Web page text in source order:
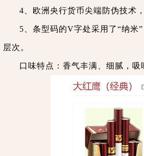
4、欧洲央行货币尖端防伪技术
5、条型码的V字处采用了“纳米
层次。
口味特点：香气丰满、细腻，吸